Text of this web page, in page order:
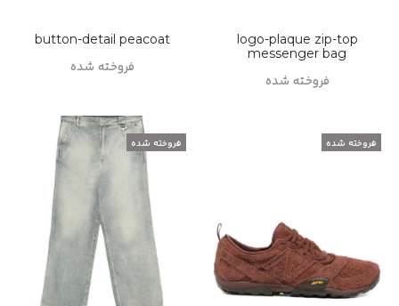
logo-plaque zip-top
messenger bag
فروخته شده
button-detail peacoat
فروخته شده
فروخته شده فروخته شده